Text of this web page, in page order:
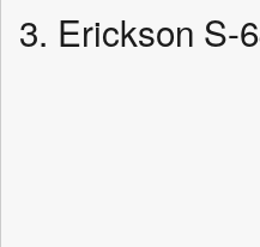
3. Erickson S-